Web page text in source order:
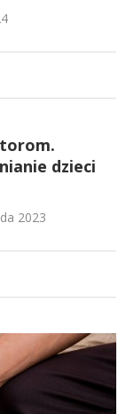
dzieci
2023